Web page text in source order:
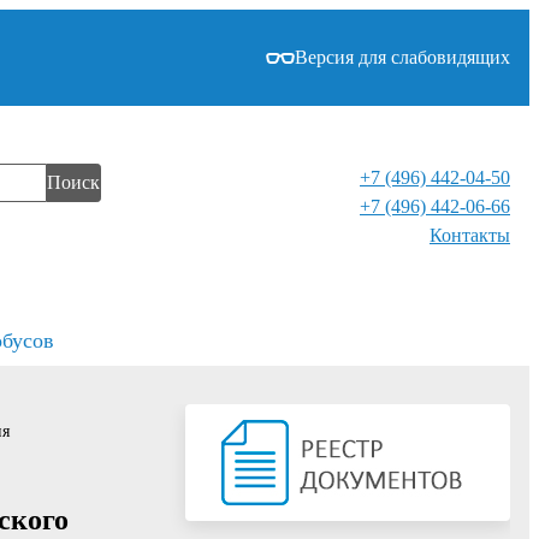
Версия для слабовидящих
Поиск
+7 (496) 442-04-50
+7 (496) 442-06-66
Контакты⁠